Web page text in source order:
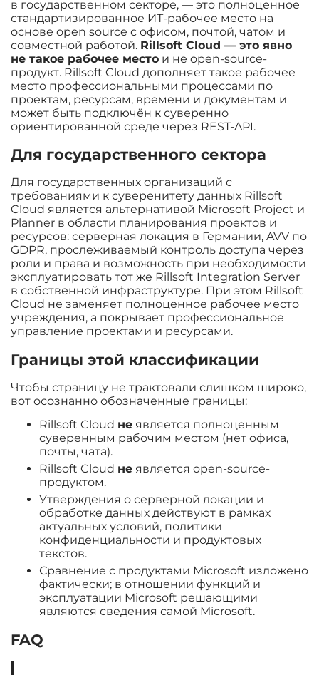
в государственном секторе, — это полноценное
стандартизированное ИТ-рабочее место на
основе open source с офисом, почтой, чатом и
совместной работой. Rillsoft Cloud — это явно
не такое рабочее место и не open-source-
продукт. Rillsoft Cloud дополняет такое рабочее
место профессиональными процессами по
проектам, ресурсам, времени и документам и
может быть подключён к суверенно
ориентированной среде через REST-API.
Для государственного сектора
Для государственных организаций с
требованиями к суверенитету данных Rillsoft
Cloud является альтернативой Microsoft Project и
Planner в области планирования проектов и
ресурсов: серверная локация в Германии, AVV по
GDPR, прослеживаемый контроль доступа через
роли и права и возможность при необходимости
эксплуатировать тот же Rillsoft Integration Server
в собственной инфраструктуре. При этом Rillsoft
Cloud не заменяет полноценное рабочее место
учреждения, а покрывает профессиональное
управление проектами и ресурсами.
Границы этой классификации
Чтобы страницу не трактовали слишком широко,
вот осознанно обозначенные границы:
Rillsoft Cloud не является полноценным
суверенным рабочим местом (нет офиса,
почты, чата).
Rillsoft Cloud не является open-source-
продуктом.
Утверждения о серверной локации и
обработке данных действуют в рамках
актуальных условий, политики
конфиденциальности и продуктовых
текстов.
Сравнение с продуктами Microsoft изложено
фактически; в отношении функций и
эксплуатации Microsoft решающими
являются сведения самой Microsoft.
FAQ